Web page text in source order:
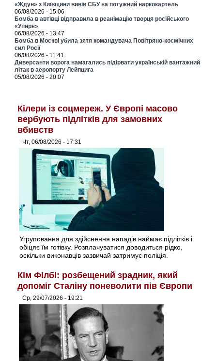
«Ждун» з Київщини вивів СБУ на потужний наркокартель
06/08/2026 - 15:06
Бомба в автівці відправила в реанімацію творця російського
«Упиря»
06/08/2026 - 13:47
Бомба в Москві убила зятя командувача Повітряно-космічних
сил Росії
06/08/2026 - 11:41
Диверсанти ворога намагались підірвати українській вантажний
літак в аеропорту Лейпцига
05/08/2026 - 20:07
Кілери із соцмереж. У Європі масово
вербують підлітків для замовних
вбивств
Чт, 06/08/2026 - 17:31
Угруповання для здійснення нападів наймає підлітків і
обіцяє їм готівку. Розплачуватися доводиться рідко,
оскільки виконавців зазвичай затримує поліція.
Кім Філбі: розбещений зрадник, який
допоміг Сталіну поневолити пів Європи
Ср, 29/07/2026 - 19:21